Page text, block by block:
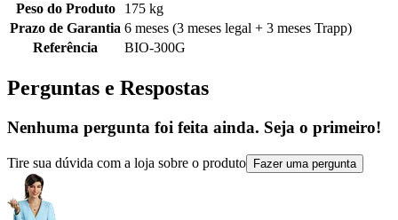
Peso do Produto
175 kg
Prazo de Garantia 6 meses (3 meses legal + 3 meses Trapp)
Referência
BIO-300G
Perguntas e Respostas
Nenhuma pergunta foi feita ainda. Seja o primeiro!
Tire sua dúvida com a loja sobre o produto Fazer uma pergunta